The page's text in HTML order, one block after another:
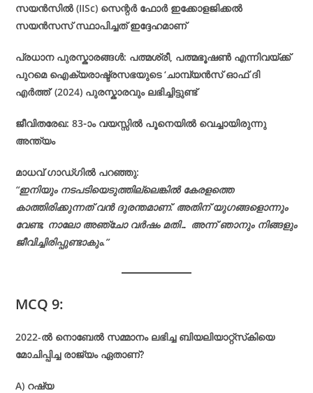
സയൻസിൽ (IISc) സെന്റർ ഫോർ ഇക്കോളജിക്കൽ
സയൻസസ് സ്ഥാപിച്ചത് ഇദ്ദേഹമാണ്
പ്രധാന പുരസ്കാരങ്ങൾ: പത്മശ്രീ, പത്മഭൂഷൺ എന്നിവയ്ക്ക്
പുറമെ ഐക്യരാഷ്ട്രസഭയുടെ ‘ചാമ്പ്യൻസ് ഓഫ് ദി
എർത്ത്’ (2024) പുരസ്കാരവും ലഭിച്ചിട്ടുണ്ട്
ജീവിതരേഖ: 83-ാം വയസ്സിൽ പൂനെയിൽ വെച്ചായിരുന്നു
അന്ത്യം
മാധവ് ഗാഡ്ഗിൽ പറഞ്ഞു:
“ഇനിയും നടപടിയെടുത്തില്ലെങ്കിൽ കേരളത്തെ
കാത്തിരിക്കുന്നത് വൻ ദുരന്തമാണ്. അതിന് യുഗങ്ങളൊന്നും
വേണ്ട, നാലോ അഞ്ചോ വർഷം മതി… അന്ന് ഞാനും നിങ്ങളും
ജീവിച്ചിരിപ്പുണ്ടാകും.”
MCQ 9:
2022-ൽ നൊബേൽ സമ്മാനം ലഭിച്ച ബിയലിയാറ്റ്സ്‌കിയെ
മോചിപ്പിച്ച രാജ്യം ഏതാണ്?
A) റഷ്യ